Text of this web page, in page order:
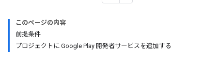
このページの内容
前提条件
プロジェクトに Google Play 開発者サービスを追加する